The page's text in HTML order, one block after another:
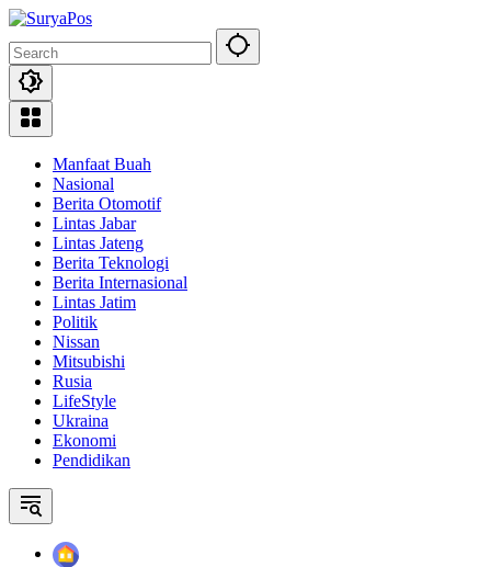
Skip
content
Manfaat Buah
Nasional
Berita Otomotif
Lintas Jabar
Lintas Jateng
Berita Teknologi
Berita Internasional
Lintas Jatim
Politik
Nissan
Mitsubishi
Rusia
LifeStyle
Ukraina
Ekonomi
Pendidikan
Home